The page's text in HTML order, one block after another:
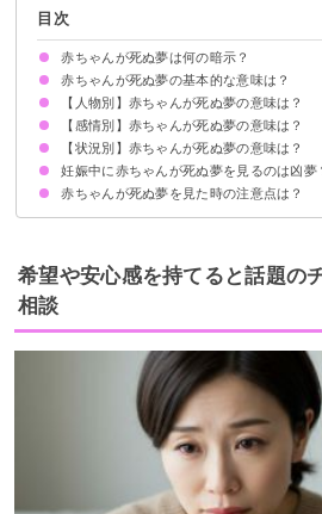
目次
赤ちゃんが死ぬ夢は何の暗示？
赤ちゃんが死ぬ夢の基本的な意味は？
①新しい人生への再出発の転機を暗示
②挑戦や計画が頓挫する暗示
状況によって意味が決まる
【人物別】赤ちゃんが死ぬ夢の意味は？
自分の赤ちゃんが死ぬ夢【吉夢】
他人の赤ちゃんが死ぬ夢【警告夢】
【感情別】赤ちゃんが死ぬ夢の意味は？
赤ちゃんが死んで泣く夢【凶夢】
赤ちゃんが死んで安心する夢【願望夢】
赤ちゃんが死んで自分を責める夢【警告夢】
【状況別】赤ちゃんが死ぬ夢の意味は？
赤ちゃんが死にそうな夢【吉夢】
赤ちゃんが殺される夢【警告夢】
死んだ赤ちゃんを抱く夢【警告夢】
妊娠中に赤ちゃんが死ぬ夢を見るのは凶夢
出産が無事に終わるか不安な心境を暗示
赤ちゃんが死ぬ夢を見た時の注意点は？
十分な休息を取る
新しいことにチャレンジしてみる
希望や安心感を持てると話題の
相談